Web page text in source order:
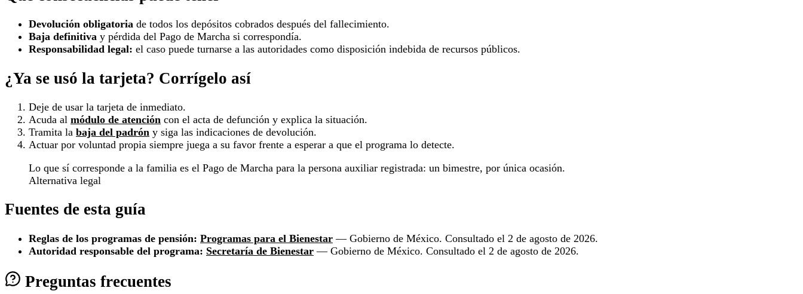
Devolución obligatoria de todos los depósitos cobrados después del fallecimiento.
Baja definitiva y pérdida del Pago de Marcha si correspondía.
Responsabilidad legal: el caso puede turnarse a las autoridades como disposición indebida de recursos públicos.
¿Ya se usó la tarjeta? Corrígelo así
Deje de usar la tarjeta de inmediato.
Acuda al módulo de atención con el acta de defunción y explica la situación.
Tramita la baja del padrón y siga las indicaciones de devolución.
Actuar por voluntad propia siempre juega a su favor frente a esperar a que el programa lo detecte.
Lo que sí corresponde a la familia es el Pago de Marcha para la persona auxiliar registrada: un bimestre, por única ocasión.
Alternativa legal
Fuentes de esta guía
Reglas de los programas de pensión: Programas para el Bienestar — Gobierno de México. Consultado el 2 de agosto de 2026.
Autoridad responsable del programa: Secretaría de Bienestar — Gobierno de México. Consultado el 2 de agosto de 2026.
Preguntas frecuentes